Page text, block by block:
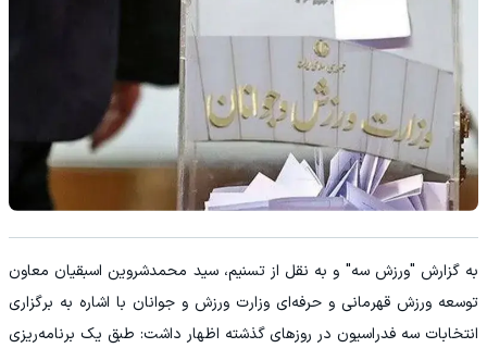
به گزارش "ورزش سه" و به نقل از تسنیم، سید محمدشروین اسبقیان معاون
توسعه ورزش قهرمانی و حرفه‌ای وزارت ورزش و جوانان با اشاره به برگزاری
انتخابات سه فدراسیون در روزهای گذشته اظهار داشت: طبق یک برنامه‌ریزی